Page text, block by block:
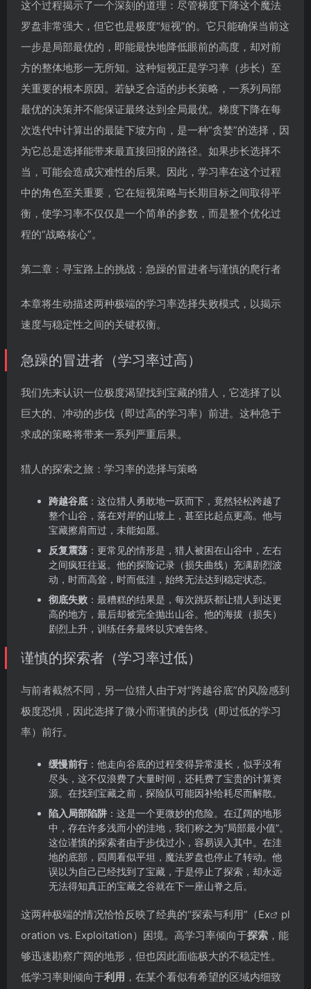
这个过程揭示了一个深刻的道理：尽管梯度下降这个魔法
罗盘非常强大，但它也是极度“短视”的。它只能确保当前这
一步是局部最优的，即能最快地降低眼前的高度，却对前
方的整体地形一无所知。这种短视正是学习率（步长）至
关重要的根本原因。若缺乏合适的步长策略，一系列局部
最优的决策并不能保证最终达到全局最优。梯度下降在每
次迭代中计算出的最陡下坡方向，是一种“贪婪”的选择，因
为它总是选择能带来最直接回报的路径。如果步长选择不
当，可能会造成灾难性的后果。因此，学习率在这个过程
中的角色至关重要，它在短视策略与长期目标之间取得平
衡，使学习率不仅仅是一个简单的参数，而是整个优化过
程的“战略核心”。
第二章：寻宝路上的挑战：急躁的冒进者与谨慎的爬行者
本章将生动描述两种极端的学习率选择失败模式，以揭示
速度与稳定性之间的关键权衡。
急躁的冒进者（学习率过高）
我们先来认识一位极度渴望找到宝藏的猎人，它选择了以
巨大的、冲动的步伐（即过高的学习率）前进。这种急于
求成的策略将带来一系列严重后果。
猎人的探索之旅：学习率的选择与策略
跨越谷底 ：这位猎人勇敢地一跃而下，竟然轻松跨越了
整个山谷，落在对岸的山坡上，甚至比起点更高。他与
宝藏擦肩而过，未能如愿。
反复震荡 ：更常见的情形是，猎人被困在山谷中，左右
之间疯狂往返。他的探险记录（损失曲线）充满剧烈波
动，时而高耸，时而低洼，始终无法达到稳定状态。
彻底失败 ：最糟糕的结果是，每次跳跃都让猎人到达更
高的地方，最后却被完全抛出山谷。他的海拔（损失）
剧烈上升，训练任务最终以灾难告终。
谨慎的探索者（学习率过低）
与前者截然不同，另一位猎人由于对“跨越谷底”的风险感到
极度恐惧，因此选择了微小而谨慎的步伐（即过低的学习
率）前行。
缓慢前行 ：他走向谷底的过程变得异常漫长，似乎没有
尽头，这不仅浪费了大量时间，还耗费了宝贵的计算资
源。在找到宝藏之前，探险队可能因补给耗尽而解散。
陷入局部陷阱 ：这是一个更微妙的危险。在辽阔的地形
中，存在许多浅而小的洼地，我们称之为“局部最小值”。
这位谨慎的探索者由于步伐过小，容易误入其中。在洼
地的底部，四周看似平坦，魔法罗盘也停止了转动。他
误以为自己已经找到了宝藏，于是停止了探索，却永远
无法得知真正的宝藏之谷就在下一座山脊之后。
这两种极端的情况恰恰反映了经典的“探索与利用”（Ex
pl
oration vs. Exploitation）困境。高学习率倾向于探索 ，能
够迅速勘察广阔的地形，但也因此面临极大的不稳定性。
低学习率则倾向于利用 ，在某个看似有希望的区域内细致